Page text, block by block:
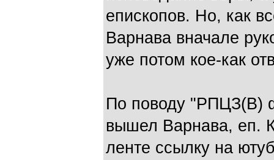
епископов. Но, как
Варнава вначале
уже потом кое-как
По поводу "РПЦЗ(В)
вышел Варнава, еп.
ленте ссылку на